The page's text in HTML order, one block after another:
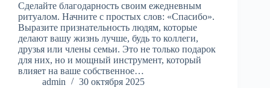
Сделайте благодарность своим ежедневным
ритуалом. Начните с простых слов: «Спасибо».
Выразите признательность людям, которые
делают вашу жизнь лучше, будь то коллеги,
друзья или члены семьи. Это не только подарок
для них, но и мощный инструмент, который
влияет на ваше собственное…
admin
30 октября 2025